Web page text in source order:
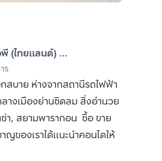
(ไทยแลนด์)
น)
ร
บาย ห่างจากสถานีรถไฟฟ้า
างเมืองย่านชิดลม สิ่งอำนวย
า, สยามพารากอน ซื้อ ขาย
ของเราได้แนะนำคอนโดให้